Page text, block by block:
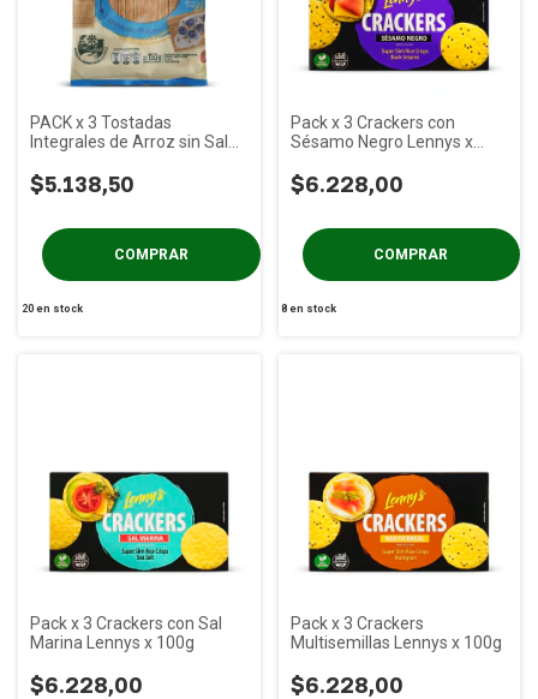
PACK x 3 Tostadas
Integrales de Arroz sin Sal
$5.138,50
20en stock
Pack x 3 Crackers con
Sésamo Negro Lennys x
$6.228,00
8 en stock
Pack x 3 Crackers con Sal
Marina Lennys x 100g
$6.228,00
Pack x 3 Crackers
Multisemillas Lennys x 100g
$6.228,00